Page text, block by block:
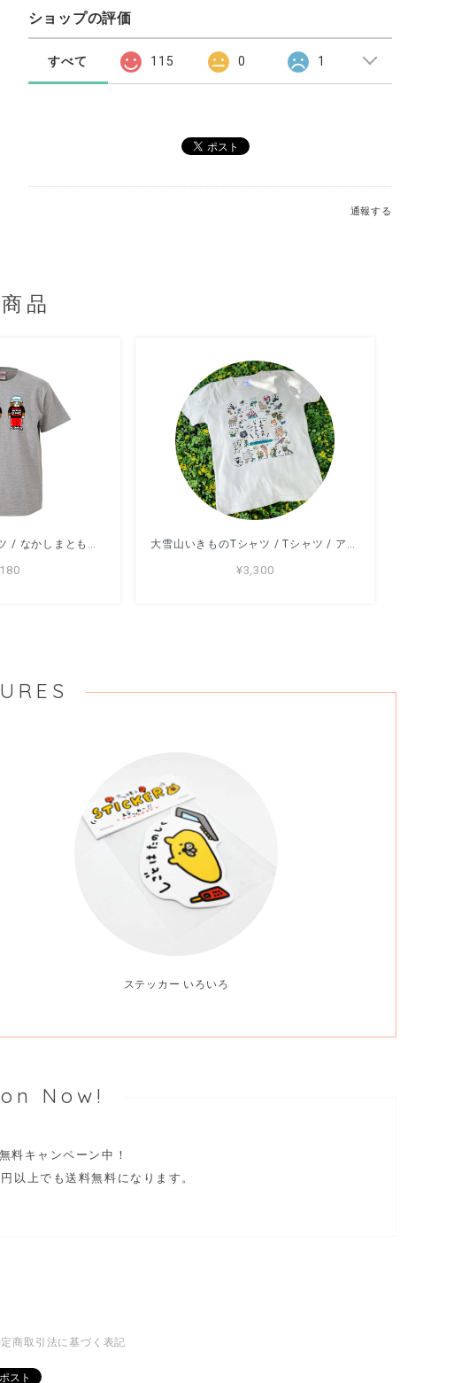
ショップの評価
すべて 115 0 1
通報する
品
WANNDMC / Tシャツ / なかしまともみ / -GRAY/LIGHTBLUE/SAND- 大雪山いきものTシャツ / Tシャツ / アッコモン/ -WHITE/SANDBEIGE-
¥3,300
ステッカー いろいろ
Now!
料キャンペーン中！
以上でも送料無料になります。
商取引法に基づく表記